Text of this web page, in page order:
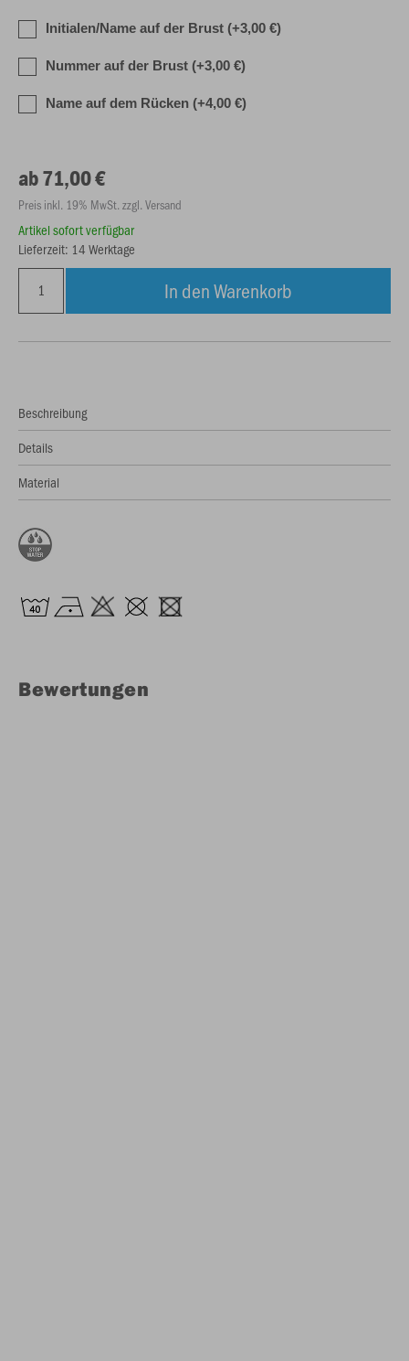
Initialen/Name auf der Brust (+3,00 €)
Nummer auf der Brust (+3,00 €)
Name auf dem Rücken (+4,00 €)
ab 71,00 €
Preis inkl. 19% MwSt. zzgl. Versand
Artikel sofort verfügbar
Lieferzeit: 14 Werktage
In den Warenkorb
Beschreibung
Details
Material
Bewertungen